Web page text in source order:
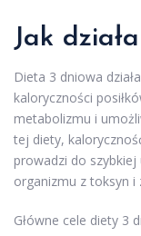
Jak
Dieta 3 dniowa
kaloryczności
metabolizmu i
tej diety,
prowadzi do szybkiej
organizmu z toksyn i
Główne cele diety 3